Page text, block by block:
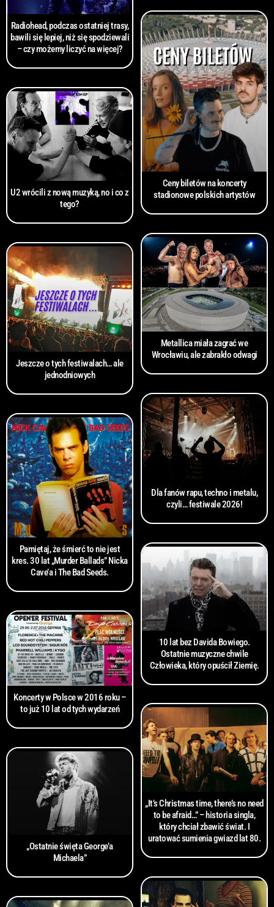
Radiohead, podczas ostatniej trasy,
bawili się lepiej, niż się spodziewali
– czy możemy liczyć na więcej?
U2 wrócili z nową muzyką, no i co z
tego?
Ceny biletów na koncerty
stadionowe polskich artystów
Jeszcze o tych festiwalach… ale
jednodniowych
Metallica miała zagrać we
Wrocławiu, ale zabrakło odwagi
Pamiętaj, że śmierć to nie jest
kres. 30 lat „Murder Ballads” Nicka
Cave’a i The Bad Seeds.
Dla fanów rapu, techno i metalu,
czyli… festiwale 2026!
Koncerty w Polsce w 2016 roku –
to już 10 lat od tych wydarzeń
10 lat bez Davida Bowiego.
Ostatnie muzyczne chwile
Człowieka, który opuścił Ziemię.
„Ostatnie święta George’a
Michaela”
„It’s Christmas time, there’s no need
to be afraid…” – historia singla,
który chciał zbawić świat. I
uratować sumienia gwiazd lat 80.